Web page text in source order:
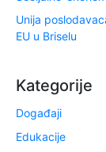
Unija
EU u Briselu
Kategorije
Događaji
Edukacije